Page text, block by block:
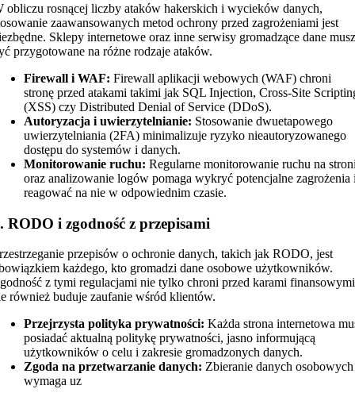
obliczu rosnącej liczby ataków hakerskich i wycieków danych,
zaawansowanych metod ochrony przed zagrożeniami jest
Sklepy internetowe oraz inne serwisy gromadzące dane
przygotowane na różne rodzaje ataków.
Firewall i WAF: Firewall aplikacji webowych (WAF) chroni
stronę przed atakami takimi jak SQL Injection, Cross-Site
(XSS) czy Distributed Denial of Service (DDoS).
Autoryzacja i uwierzytelnianie: Stosowanie dwuetapowego
uwierzytelniania (2FA) minimalizuje ryzyko nieautoryzowanego
dostępu do systemów i danych.
Monitorowanie ruchu: Regularne monitorowanie ruchu na
oraz analizowanie logów pomaga wykryć potencjalne zagrożenia
reagować na nie w odpowiednim czasie.
RODO i zgodność z przepisami
przepisów o ochronie danych, takich jak RODO, jest
każdego, kto gromadzi dane osobowe użytkowników.
z tymi regulacjami nie tylko chroni przed karami
również buduje zaufanie wśród klientów.
Przejrzysta polityka prywatności: Każda strona internetowa
posiadać aktualną politykę prywatności, jasno informującą
użytkowników o celu i zakresie gromadzonych danych.
Zgoda na przetwarzanie danych: Zbieranie danych osobowych
wymaga uz